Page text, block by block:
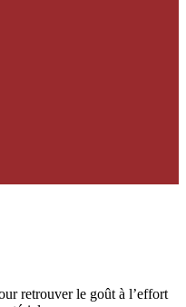
retrouver le goût à l’effort